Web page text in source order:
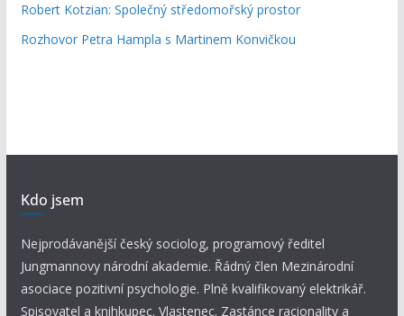
Robert Kotzian: Společný středomořský prostor
Rozhovor Petra Hampla s Martinem Konvičkou
Kdo jsem
Nejprodávanější český sociolog, programový ředitel
Jungmannovy národní akademie. Řádný člen Mezinárodní
asociace pozitivní psychologie. Plně kvalifikovaný elektrikář.
Spisovatel a knihkupec. Vlastenec. Zastánce racionality a